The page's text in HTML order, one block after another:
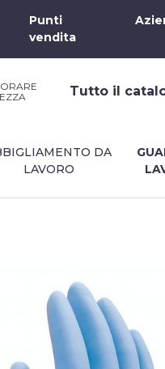
Punti
vendita
Tutto il
DA
LAVORO